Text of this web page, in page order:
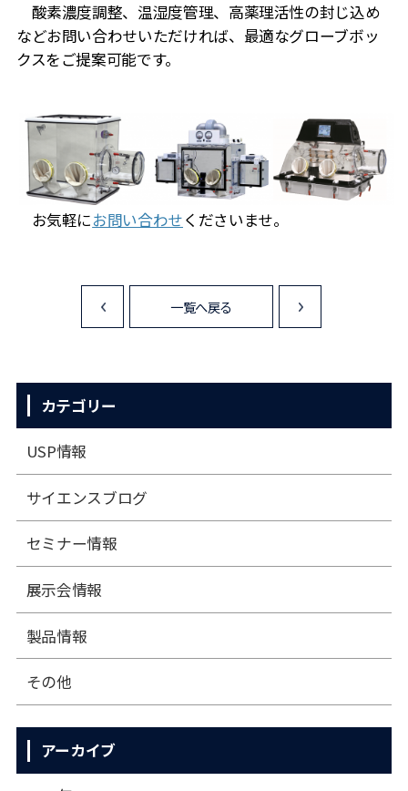
酸素濃度調整、温湿度管理、高薬理活性の封じ込め
などお問い合わせいただければ、最適なグローブボッ
クスをご提案可能です。
お気軽にお問い合わせくださいませ。
<
一覧へ戻る
カテゴリー
USP情報
サイエンスブログ
セミナー情報
展⽰会情報
製品情報
その他
アーカイブ